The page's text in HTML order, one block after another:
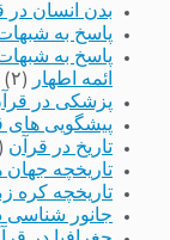
بدن انسان در
پاسخ به
پاسخ به
ائمه اطهار
(۲)
پزشکی در
پیشگویی های
تاریخ در قرآن (۷)
تاریخچه جهان
تاریخچه کره
جانور شناسی